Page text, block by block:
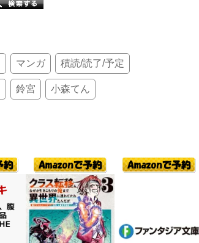
マンガ 積読/読了/予定
鈴宮 小森てん